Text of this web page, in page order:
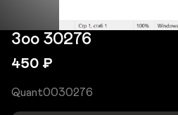
Зоо 30276
450 ₽
Quant0030276